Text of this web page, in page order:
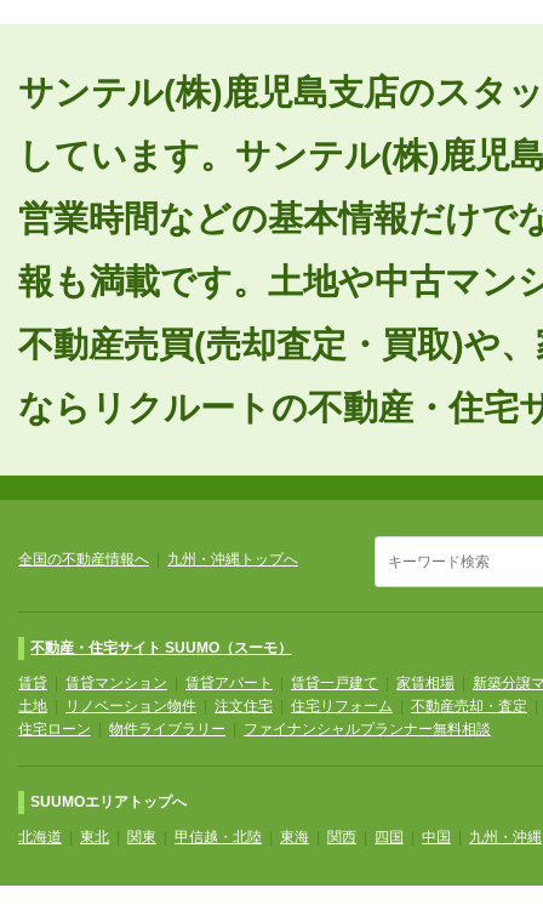
サンテル(株)鹿児島支店のスタ
しています。サンテル(株)鹿児
営業時間などの基本情報だけで
報も満載です。土地や中古マン
不動産売買(売却査定・買取)や
ならリクルートの不動産・住宅
全国の不動産情報へ 九州・沖縄トップへ
不動産・住宅サイト SUUMO（スーモ）
賃貸 賃貸マンション 賃貸アパート 賃貸一戸建て 家賃相場
新築分譲
土地
リノベーション物件 注文住宅 住宅リフォーム 不動産売却・査定
住宅ローン
物件ライブラリー ファイナンシャルプランナー無料相談
SUUMOエリアトップへ
北海道 東北 関東 甲信越・北陸 東海 関西 四国 中国 九州・沖縄